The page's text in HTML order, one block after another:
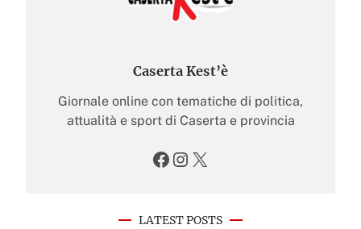
Caserta Kest’è
Giornale online con tematiche di politica,
attualità e sport di Caserta e provincia
Facebook Instagram X
LATEST POSTS